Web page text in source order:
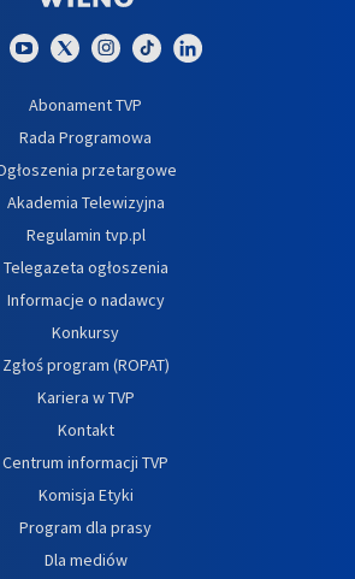
Abonament TVP
Rada Programowa
przetargowe
Akademia Telewizyjna
Regulamin tvp.pl
Telegazeta ogłoszenia
Informacje o nadawcy
Konkursy
Zgłoś program (ROPAT)
Kariera w TVP
Kontakt
Centrum informacji TVP
Komisja Etyki
Program dla prasy
Dla mediów